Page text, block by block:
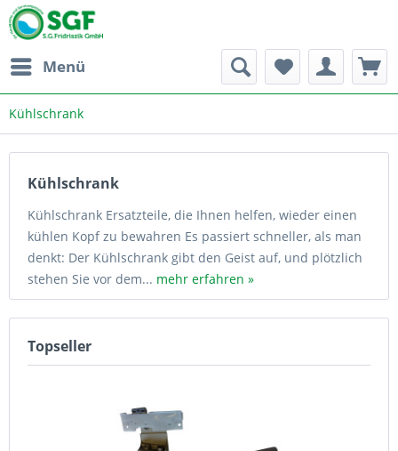
Menü
Kühlschrank
Kühlschrank
Kühlschrank Ersatzteile, die Ihnen helfen, wieder einen
kühlen Kopf zu bewahren Es passiert schneller, als man
denkt: Der Kühlschrank gibt den Geist auf, und plötzlich
stehen Sie vor dem... mehr erfahren »
Topseller